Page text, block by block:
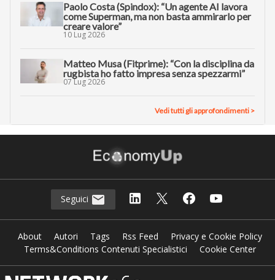
Paolo Costa (Spindox): “Un agente AI lavora
come Superman, ma non basta ammirarlo per
creare valore”
10 Lug 2026
Matteo Musa (Fitprime): “Con la disciplina da
rugbista ho fatto impresa senza spezzarmi”
07 Lug 2026
Vedi tutti gli approfondimenti >
Seguici
About Autori Tags Rss Feed
Privacy e Cookie Policy
Terms&Conditions Contenuti Specialistici
Cookie Center